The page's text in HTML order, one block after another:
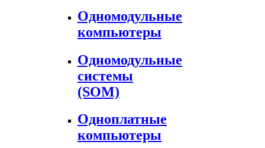
Одномодульные
компьютеры
Одномодульные
системы
(SOM)
Одноплатные
компьютеры